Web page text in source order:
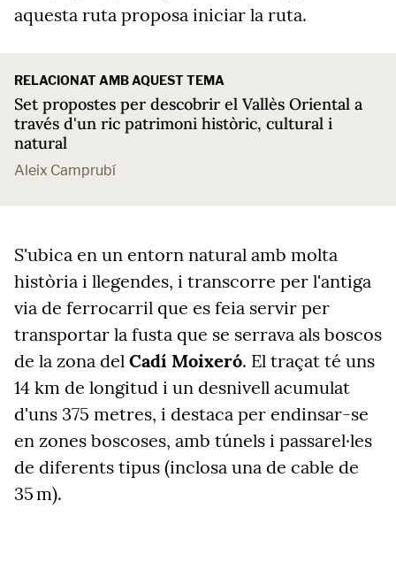
aquesta ruta proposa iniciar la ruta.
RELACIONAT AMB AQUEST TEMA
Set propostes per descobrir el Vallès Oriental a
través d'un ric patrimoni històric, cultural i
natural
Aleix Camprubí
S'ubica en un entorn natural amb molta
història i llegendes, i transcorre per l'antiga
via de ferrocarril que es feia servir per
transportar la fusta que se serrava als boscos
de la zona del Cadí Moixeró. El traçat té uns
14 km de longitud i un desnivell acumulat
d'uns 375 metres, i destaca per endinsar-se
en zones boscoses, amb túnels i passarel·les
de diferents tipus (inclosa una de cable de
35 m).